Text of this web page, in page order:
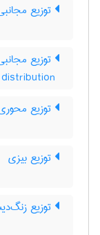
توزیع
توزیع
توزیع
توزیع بیزی
توزیع